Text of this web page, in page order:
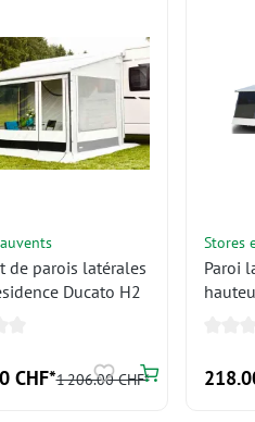
de parois latérales
Ducato H2
CHF*1 206.00 CHF*
Stores
Paroi